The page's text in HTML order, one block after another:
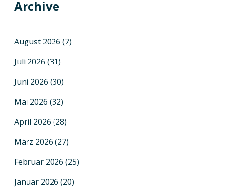
Archive
August 2026 (7)
Juli 2026 (31)
Juni 2026 (30)
Mai 2026 (32)
April 2026 (28)
März 2026 (27)
Februar 2026 (25)
Januar 2026 (20)